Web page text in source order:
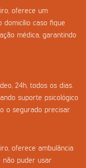
oferece um
caso fique
médica, garantindo
24h, todos os dias.
suporte psicológico
o segurado precisar.
oferece ambulância
não puder usar